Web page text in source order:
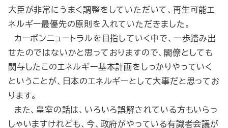
大臣が非常にうまく調整をしていただいて、再生可能エ
ネルギー最優先の原則を入れていただきました。
カーボンニュートラルを目指していく中で、一歩踏み出
せたのではないかと思っておりますので、閣僚としても
関与したこのエネルギー基本計画をしっかりやっていく
ということが、日本のエネルギーとして大事だと思ってお
ります。
また、皇室の話は、いろいろ誤解されている方もいらっ
しゃいますけれども、今、政府がやっている有識者会議が